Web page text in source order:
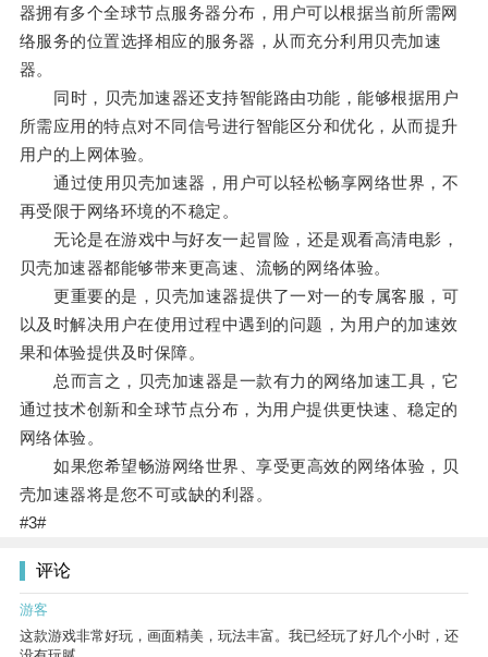
器拥有多个全球节点服务器分布，用户可以根据当前所需网
络服务的位置选择相应的服务器，从而充分利用贝壳加速
器。
同时，贝壳加速器还支持智能路由功能，能够根据用户
所需应用的特点对不同信号进行智能区分和优化，从而提升
用户的上网体验。
通过使用贝壳加速器，用户可以轻松畅享网络世界，不
再受限于网络环境的不稳定。
无论是在游戏中与好友一起冒险，还是观看高清电影，
贝壳加速器都能够带来更高速、流畅的网络体验。
更重要的是，贝壳加速器提供了一对一的专属客服，可
以及时解决用户在使用过程中遇到的问题，为用户的加速效
果和体验提供及时保障。
总而言之，贝壳加速器是一款有力的网络加速工具，它
通过技术创新和全球节点分布，为用户提供更快速、稳定的
网络体验。
如果您希望畅游网络世界、享受更高效的网络体验，贝
壳加速器将是您不可或缺的利器。
#3#
评论
游客
这款游戏非常好玩，画面精美，玩法丰富。我已经玩了好几个小时，还